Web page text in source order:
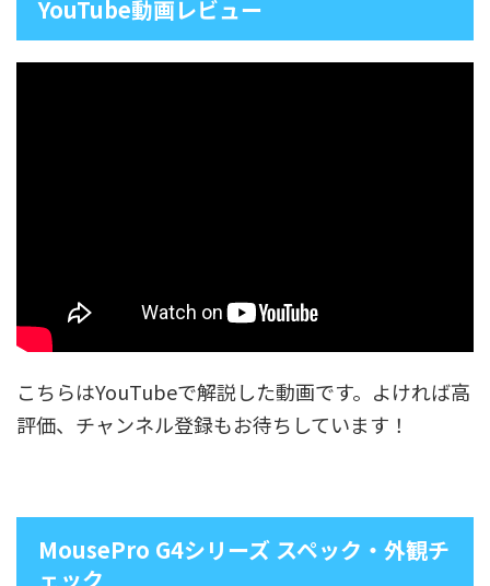
YouTube動画レビュー
こちらはYouTubeで解説した動画です。よければ高
評価、チャンネル登録もお待ちしています！
MousePro G4シリーズ スペック・外観チ
ェック